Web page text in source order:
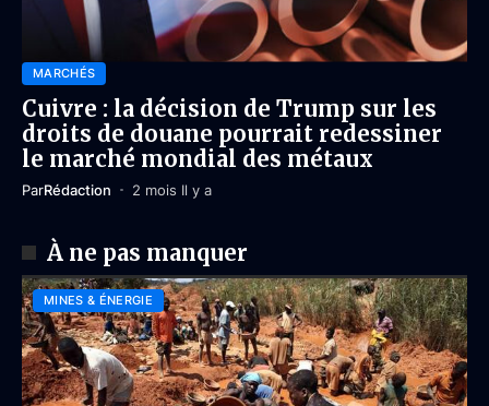
MARCHÉS
Cuivre : la décision de Trump sur les
droits de douane pourrait redessiner
le marché mondial des métaux
ParRédaction 2 mois Il y a
À ne pas manquer
MINES & ÉNERGIE